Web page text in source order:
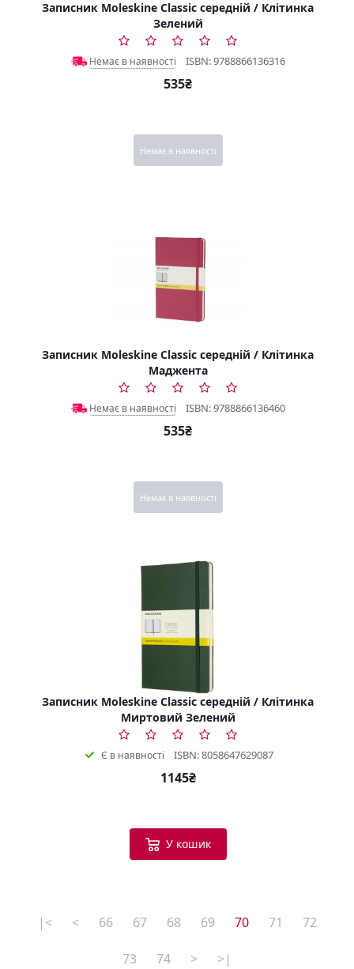
Записник Moleskine Classic середній / Клітинка
Зелений
Немає в наявності ISBN: 9788866136316
535₴
Немає в наявності
Записник Moleskine Classic середній / Клітинка
Маджента
Немає в наявності ISBN: 9788866136460
535₴
Немає в наявності
Записник Moleskine Classic середній / Клітинка
Миртовий Зелений
Є в наявності ISBN: 8058647629087
1145₴
У кошик
|< < 66 67 68 69 70 71 72
73 74 > >|